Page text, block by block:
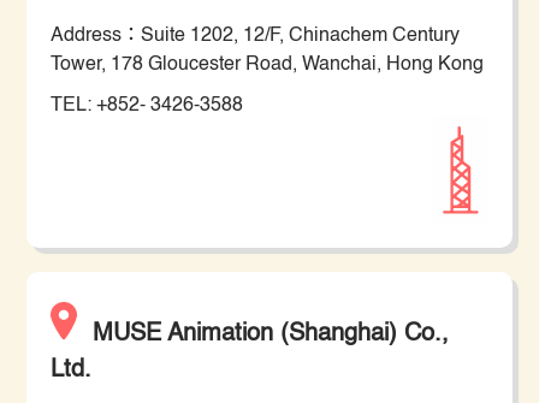
Address：Suite 1202, 12/F, Chinachem Century
Tower, 178 Gloucester Road, Wanchai, Hong Kong
TEL: +852- 3426-3588
MUSE Animation (Shanghai) Co.,
Ltd.